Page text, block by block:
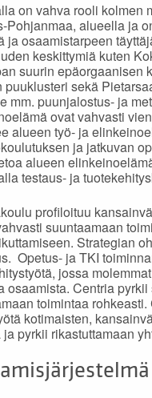
on vahva rooli kolmen
Pohjanmaa, alueella ja
ja osaamistarpeen
keskittymiä kuten
suurin epäorgaanisen
puuklusteri sekä
mm. puunjalostus- ja
ovat vahvasti
alueen työ- ja
ja jatkuvan
alueen
testaus- ja
profiloituu
suuntaamaan
Strategian
Opetus- ja TKI
jossa
osaamista. Centria
toimintaa
kotimaisten,
ja pyrkii rikastuttamaan